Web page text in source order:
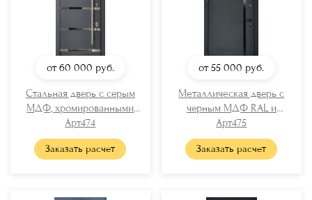
от 60 000 руб.
Стальная дверь с серым
МДФ, хромированными
вставками и бугельной
ручкой
Арт474
Заказать расчет
от 55 000 руб.
Металлическая дверь с
черным МДФ RAL и
вертикальной стеклянной
полосой
Арт475
Заказать расчет